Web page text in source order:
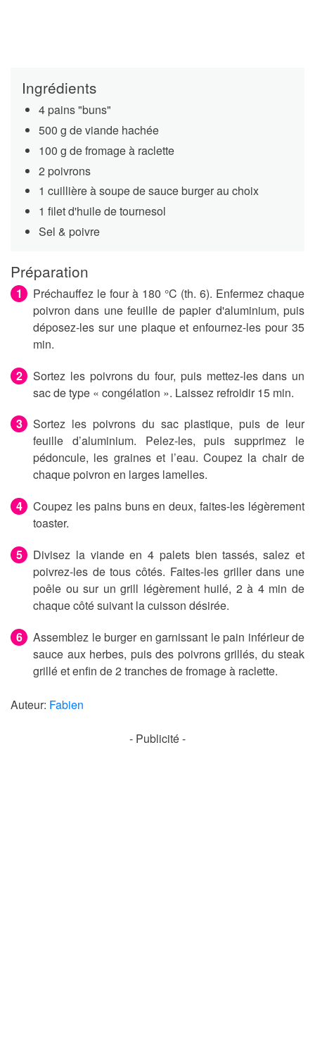
Ingrédients
4 pains "buns"
500 g de viande hachée
100 g de fromage à raclette
2 poivrons
1 cuillière à soupe de sauce burger au choix
1 filet d'huile de tournesol
Sel & poivre
Préparation
Préchauffez le four à 180 °C (th. 6). Enfermez chaque
poivron dans une feuille de papier d'aluminium, puis
déposez-les sur une plaque et enfournez-les pour 35
min.
Sortez les poivrons du four, puis mettez-les dans un
sac de type « congélation ». Laissez refroidir 15 min.
Sortez les poivrons du sac plastique, puis de leur
feuille d’aluminium. Pelez-les, puis supprimez le
pédoncule, les graines et l’eau. Coupez la chair de
chaque poivron en larges lamelles.
Coupez les pains buns en deux, faites-les légèrement
toaster.
Divisez la viande en 4 palets bien tassés, salez et
poivrez-les de tous côtés. Faites-les griller dans une
poêle ou sur un grill légèrement huilé, 2 à 4 min de
chaque côté suivant la cuisson désirée.
Assemblez le burger en garnissant le pain inférieur de
sauce aux herbes, puis des poivrons grillés, du steak
grillé et enfin de 2 tranches de fromage à raclette.
Auteur: Fabien
- Publicité -